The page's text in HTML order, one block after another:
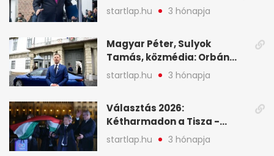
startlap.hu 3 hónapja
Magyar Péter, Sulyok
Tamás, közmédia: Orbán
Viktor április 13. óta hallgat,
közben pörögnek az
startlap.hu 3 hónapja
Választás 2026:
Kétharmadon a Tisza -
mutatjuk, hogyan alakulnak
a mandátumok
startlap.hu 3 hónapja